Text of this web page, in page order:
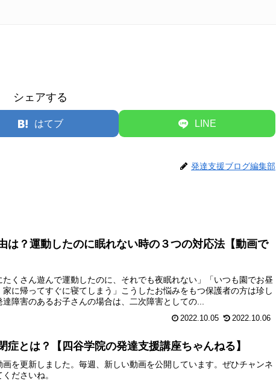
シェアする
はてブ LINE
発達支援ブログ編集部
は？運動したのに眠れない時の３つの対応法【動画で
たくさん遊んで運動したのに、それでも夜眠れない」「いつも園でお昼
に帰ってすぐに寝てしまう」こうしたお悩みをもつ保護者の方は珍し
障害のあるお子さんの場合は、二次障害としての...
2022.10.05 2022.10.06
症とは？【四谷学院の発達支援講座ちゃんねる】
を更新しました。毎週、新しい動画を公開しています。ぜひチャンネ
ださいね。